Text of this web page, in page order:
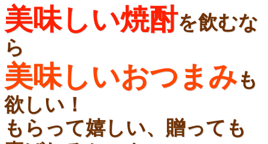
美味しい焼酎を飲むな
ら
美味しいおつまみも
欲しい！
もらって嬉しい、贈っても